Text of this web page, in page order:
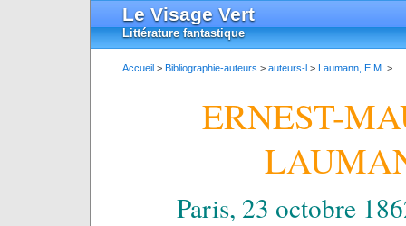
Le Visage Vert
Littérature fantastique
Accueil > Bibliographie-auteurs > auteurs-l > Laumann, E.M. >
ERNEST-
Paris, 23 octobre